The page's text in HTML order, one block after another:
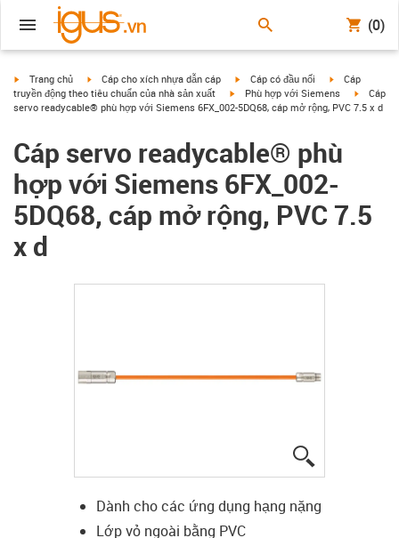
(0)
igus-icon-arrow-right
Trang chủ igus-icon-arrow-right
Cáp cho xích nhựa dẫn cáp igus-icon-arrow-right
Cáp có đầu nối igus-icon-
Cáp
truyền động theo tiêu chuẩn của nhà sản xuất
igus-icon-arrow-right
Phù hợp với Siemens igus-
Cáp
servo readycable® phù hợp với Siemens 6FX_002-5DQ68, cáp mở rộng, PVC 7.5 x d
Cáp servo readycable® phù
hợp với Siemens 6FX_002-
5DQ68, cáp mở rộng, PVC 7.5
x d
Dành cho các ứng dụng hạng nặng
Lớp vỏ ngoài bằng PVC